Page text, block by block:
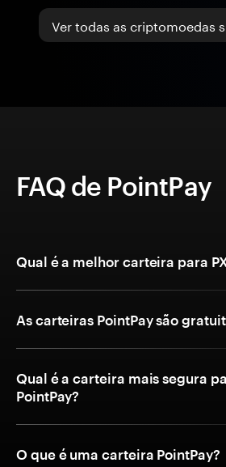
Ver todas as criptomoedas
FAQ de PointPay
Qual é a melhor carteira para
As carteiras PointPay são
Qual é a carteira mais segura
PointPay?
O que é uma carteira PointPay?